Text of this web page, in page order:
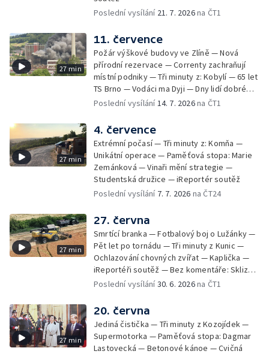
Poslední vysílání 21. 7. 2026na ČT1
27 min
11. července
Požár výškové budovy ve Zlíně — Nová
přírodní rezervace — Correnty zachraňují
místní podniky — Tři minuty z: Kobylí — 65 let
TS Brno — Vodáci ma Dyji — Dny lidí dobré
vůle — iReportéři soutěž
Poslední vysílání14. 7. 2026na ČT1
27 min
4. července
Extrémní počasí — Tři minuty z: Komňa —
Unikátní operace — Paměťová stopa: Marie
Zemánková — Vinaři mění strategie —
Studentská družice — iReportér soutěž
Poslední vysílání 7. 7. 2026 na ČT24
27 min
27. června
Smrtící branka — Fotbalový boj o Lužánky —
Pět let po tornádu — Tři minuty z Kunic —
Ochlazování chovných zvířat — Kaplička —
iReportéři soutěž — Bez komentáře: Sklizeň
obilí v Bulharech
Poslední vysílání30. 6. 2026na ČT1
27 min
20. června
Jediná čistička — Tři minuty z Kozojídek —
Supermotorka — Paměťová stopa: Dagmar
Lastovecká — Betonové kánoe — Cvičná